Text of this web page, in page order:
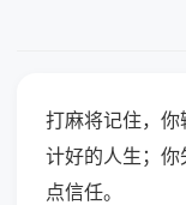
打麻将记住，
计好的人生；
点信任。